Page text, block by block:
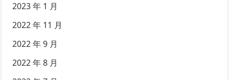
2023 年 1 月
2022 年 11 月
2022 年 9 月
2022 年 8 月